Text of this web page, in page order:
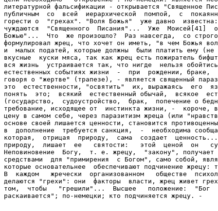
литературной фальсификации - открывается "Священное
публичным  со  всей  иерархической  помпой,  с
горести о  "грехах". "Воля Божья"  уже давно
чуждаются  "Священного  Писания"...  Уже  Моисей[41]
Божью"...  Что  же произошло?  Раз навсегда,  со
формулировал жрец, что хочет он иметь, "в чем Божья
и  малых податей, которые должны  были платить ему
вкусные  куски мяса, так как жрец есть пожиратель
вся жизнь  устраивается так, что нигде  нельзя
естественных событиях жизни  -  при  рождении, браке,
говоря о "жертве" (трапезе), - является священный
это  естественности, "освятить"  их, выражаясь  его
понять  это;  всякий  естественный обычай,  всякое
(государство,  судоустройство,  брак,  попечение о
требование, исходящее от  инстинкта жизни, -  короче,
цену в самом себе, через паразитизм жреца (или
основе своей лишается ценности, становится
в  дополнение  требуется санкция,  -  необходима
которая,  отрицая  природу,  сама  создает
природу,  лишает  ее   святости:   этой  ценой  он
Неповиновение  Богу,  т. е. жрецу,  "закону",
средствами  для "примирения  с Богом", само собой,
которые основательнее  обеспечивают подчинение жрецу:
В  каждом   жречески  организованном   обществе
делаются "грехи": они  факторы  власти, жрец живет
том,  чтобы   "грешили"...  Высшее   положение:  "Бог
раскаивается"; по-немецки; кто подчиняется жрецу. -